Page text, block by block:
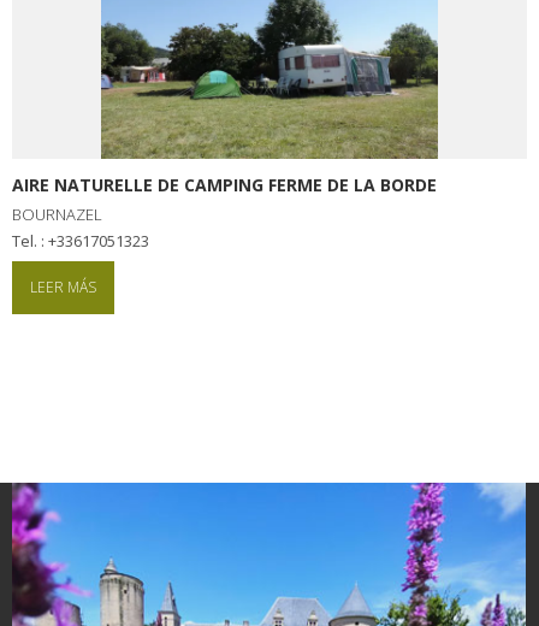
AIRE NATURELLE DE CAMPING FERME DE LA BORDE
BOURNAZEL
tel. : +33617051323
LEER MÁS